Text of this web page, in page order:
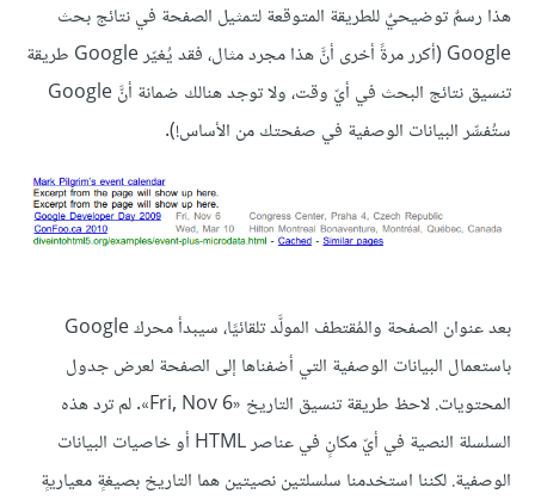
هذا رسمٌ توضيحيٌ للطريقة المتوقعة لتمثيل الصفحة في نتائج بحث
Google (أكرر مرةً أخرى أنَّ هذا مجرد مثال، فقد يُغيّر Google طريقة
تنسيق نتائج البحث في أيّ وقت، ولا توجد هنالك ضمانة أنَّ Google
ستُفسِّر البيانات الوصفية في صفحتك من الأساس!).
بعد عنوان الصفحة والمُقتطف المولَّد تلقائيًا، سيبدأ محرك Google
باستعمال البيانات الوصفية التي أضفناها إلى الصفحة لعرض جدول
المحتويات. لاحظ طريقة تنسيق التاريخ «Fri, Nov 6». لم ترد هذه
السلسلة النصية في أيّ مكانٍ في عناصر HTML أو خاصيات البيانات
الوصفية. لكننا استخدمنا سلسلتين نصيتين هما التاريخ بصيغةٍ معياريةٍ